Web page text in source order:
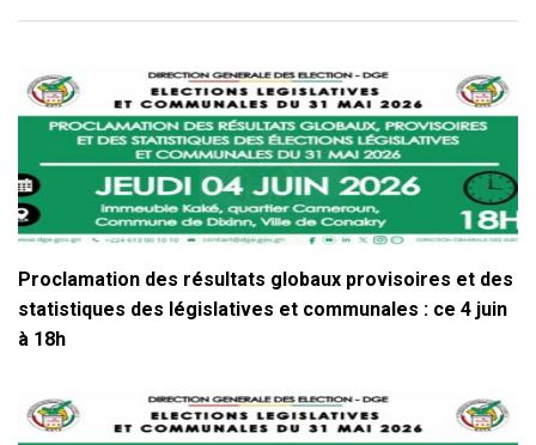
Proclamation des résultats globaux provisoires et des
statistiques des législatives et communales : ce 4 juin
à 18h